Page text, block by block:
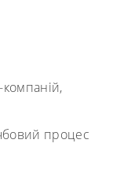
процес